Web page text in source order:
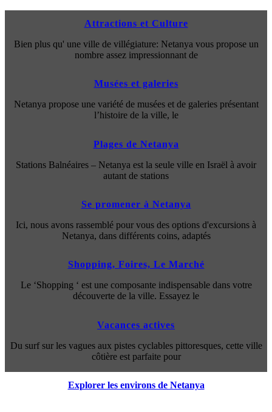
Attractions et Culture
Bien plus qu' une ville de villégiature: Netanya vous propose un
nombre assez impressionnant de
Musées et galeries
Netanya propose une variété de musées et de galeries présentant
l’histoire de la ville, le
Plages de Netanya
Stations Balnéaires – Netanya est la seule ville en Israël à avoir
autant de stations
Se promener à Netanya
Ici, nous avons rassemblé pour vous des options d'excursions à
Netanya, dans différents coins, adaptés
Shopping, Foires, Le Marché
Le ‘Shopping ‘ est une composante indispensable dans votre
découverte de la ville. Essayez le
Vacances actives
Du surf sur les vagues aux pistes cyclables pittoresques, cette ville
côtière est parfaite pour
Explorer les environs de Netanya